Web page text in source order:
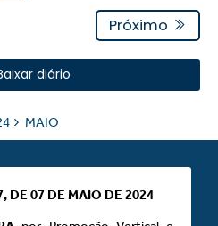
Próximo
diário
MAIO
DE 07 DE MAIO DE 2024